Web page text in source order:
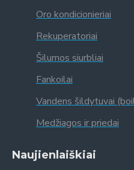
Oro kondicionieriai
Rekuperatoriai
Šilumos siurbliai
Fankoilai
Vandens šildytuvai
Medžiagos ir priedai
Naujienlaiškiai